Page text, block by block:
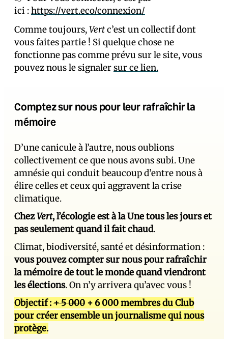
ici :https://vert.eco/connexion/
Comme toujours,Vertc’est un collectif dont
vous faites partie ! Si quelque chose ne
fonctionne pas comme prévu sur le site, vous
pouvez nous le signalersur ce lien.
Comptez sur nous pour leur rafraîchir la
mémoire
D’une canicule à l’autre, nous oublions
collectivement ce que nous avons subi. Une
amnésie qui conduit beaucoup d’entre nous à
élire celles et ceux qui aggravent la crise
climatique.
ChezVert, l’écologie est à la Une tous les jours et
pas seulement quand il fait chaud.
Climat, biodiversité, santé et désinformation :
vous pouvez compter sur nous pour rafraîchir
la mémoire de tout le monde quand viendront
les élections. On n’y arrivera qu’avec vous !
Objectif :+ 5 000 + 6 000 membres du Club
pour créer ensemble un journalisme qui nous
protège.